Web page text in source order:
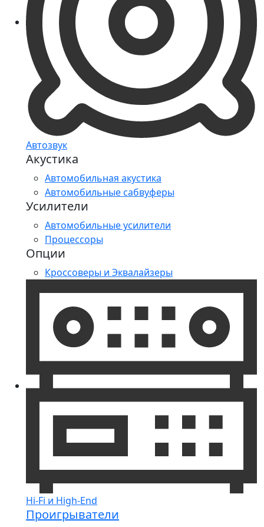
Автозвук
Акустика
Автомобильная акустика
Автомобильные сабвуферы
Усилители
Автомобильные усилители
Процессоры
Опции
Кроссоверы и Эквалайзеры
Hi-Fi и High-End
Проигрыватели